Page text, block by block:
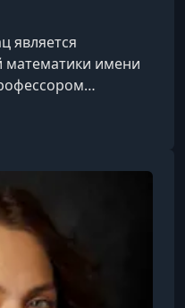
является
математики имени
механики в
Он окончил
бакалавра в
степень
присоединиться к
в 1994 году,
факуль